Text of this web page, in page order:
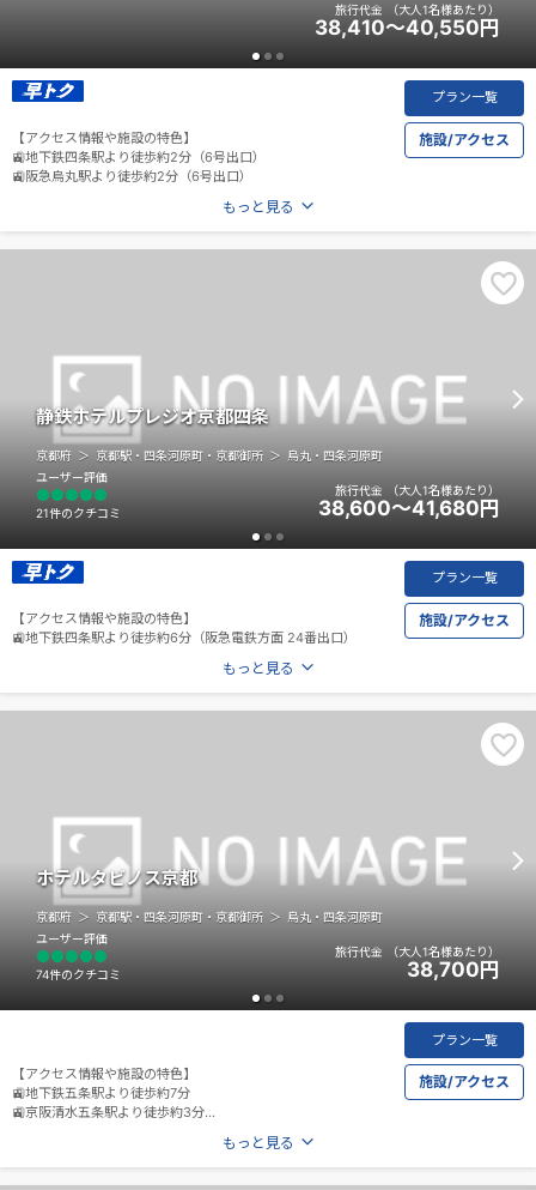
プラン一覧
施設/アクセス
【アクセス情報や施設の特色】
🚉地下鉄四条駅より徒歩約2分（6号出口）
🚉阪急烏丸駅より徒歩約2分（6号出口）
旅行代金 （大人1名様あたり）
38,410～40,550円
もっと見る
静鉄ホテルプレジオ京都四条
プラン一覧
施設/アクセス
京都府 京都駅・四条河原町・京都御所 烏丸・四条河原町
【アクセス情報や施設の特色】
🚉地下鉄四条駅より徒歩約6分（阪急電鉄方面 24番出口）
ユーザー評価
21件のクチコミ
旅行代金 （大人1名様あたり）
38,600～41,680円
もっと見る
ホテルタビノス京都
プラン一覧
施設/アクセス
京都府 京都駅・四条河原町・京都御所 烏丸・四条河原町
【アクセス情報や施設の特色】
🚉地下鉄五条駅より徒歩約7分
🚉京阪清水五条駅より徒歩約3分
🚎河原町五条バス停より徒歩約1分
ユーザー評価
74件のクチコミ
旅行代金 （大人1名様あたり）
38,700 円
もっと見る